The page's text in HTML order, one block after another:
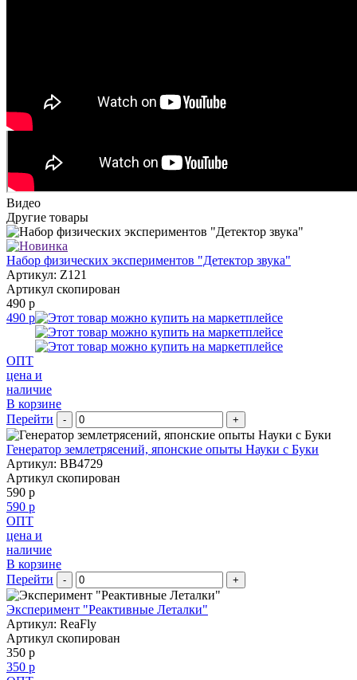
Видео
Другие товары
Набор физических экспериментов "Детектор звука"
Артикул: Z121
Артикул скопирован
490 р
490 р
ОПТ
цена и
наличие
В корзине
Перейти
- +
Генератор землетрясений, японские опыты Науки с Буки
Артикул: BB4729
Артикул скопирован
590 р
590 р
ОПТ
цена и
наличие
В корзине
Перейти
- +
Эксперимент "Реактивные Леталки"
Артикул: ReaFly
Артикул скопирован
350 р
350 р